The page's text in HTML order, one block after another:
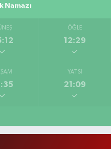
Namazı
ÖĞLE
12:29
YATSI
21:09